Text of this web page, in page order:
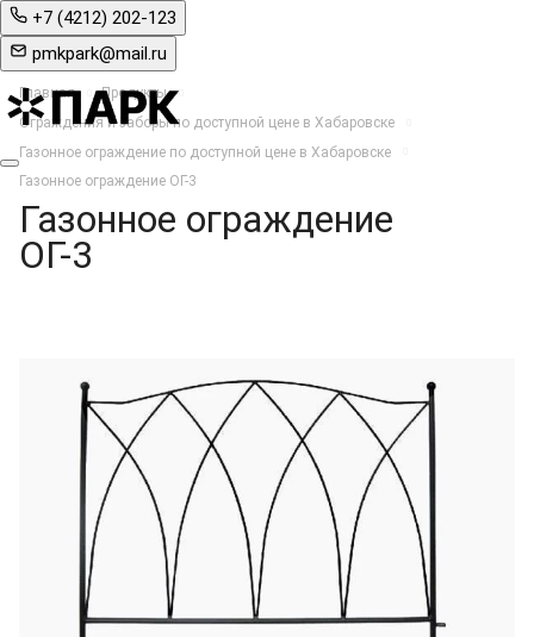
+7 (4212) 202-123
pmkpark@mail.ru
Главная
Продукты
Ограждения и заборы по доступной цене в Хабаровске
Газонное ограждение по доступной цене в Хабаровске
Газонное ограждение ОГ-3
Газонное ограждение
ОГ-3